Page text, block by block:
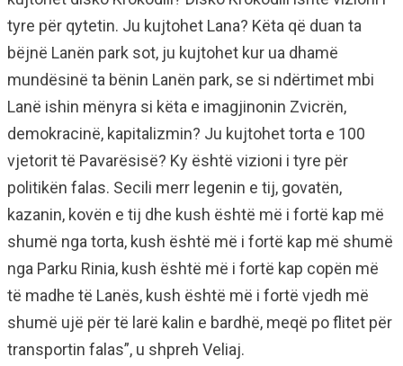
tyre për qytetin. Ju kujtohet Lana? Këta që duan ta
bëjnë Lanën park sot, ju kujtohet kur ua dhamë
mundësinë ta bënin Lanën park, se si ndërtimet mbi
Lanë ishin mënyra si këta e imagjinonin Zvicrën,
demokracinë, kapitalizmin? Ju kujtohet torta e 100
vjetorit të Pavarësisë? Ky është vizioni i tyre për
politikën falas. Secili merr legenin e tij, govatën,
kazanin, kovën e tij dhe kush është më i fortë kap më
shumë nga torta, kush është më i fortë kap më shumë
nga Parku Rinia, kush është më i fortë kap copën më
të madhe të Lanës, kush është më i fortë vjedh më
shumë ujë për të larë kalin e bardhë, meqë po flitet për
transportin falas”, u shpreh Veliaj.